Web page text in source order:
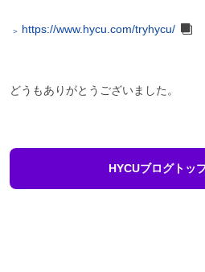
https://www.hycu.com/tryhycu/
どうもありがとうございました。
HYCUブログトッ